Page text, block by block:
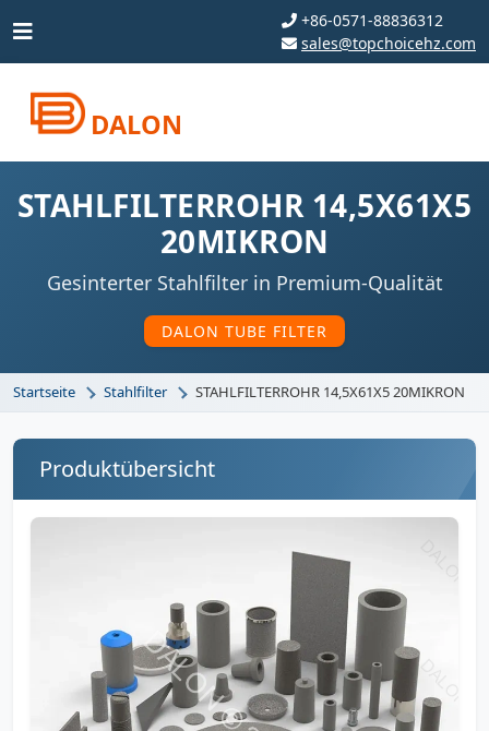
+86-0571-88836312
sales@topchoicehz.com
DALON
STAHLFILTERROHR 14,5X61X5
20MIKRON
Gesinterter Stahlfilter in Premium-Qualität
DALON TUBE FILTER
Startseite Stahlfilter STAHLFILTERROHR 14,5X61X5 20MIKRON
Produktübersicht